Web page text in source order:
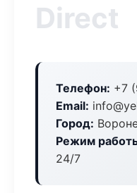
Direct
Телефон: +7
Email:
Город:
Режим
24/7